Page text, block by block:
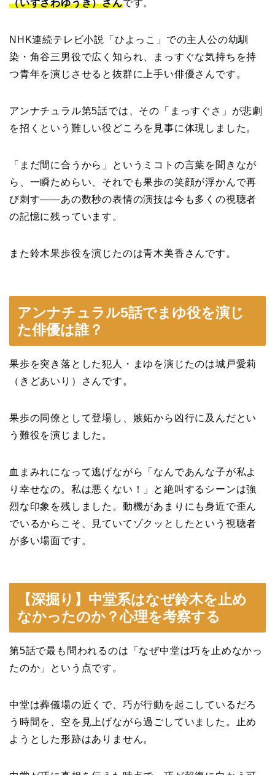
（いずさわゆうき）さんです。
NHK連続テレビ小説「ひよっこ」での主人公の幼馴
染・角谷三男役で広く知られ、まっすぐな気持ちを持
つ青年を演じさせると抜群に上手い俳優さんです。
アンナチュラル第5話では、その「まっすぐさ」が悲劇
を招くという難しい役どころを見事に体現しました。
「まだ間に合うから」というミコトの言葉を聞きなが
ら、一瞬ためらい、それでも果歩の笑顔が浮かんで再
び刺す——あの数秒の表情の演技は今も多くの視聴者
の記憶に残っています。
また鈴木果歩役を演じたのは青木美香さんです。
アンナチュラル5話でまゆ役を演じ
た俳優は誰？
果歩を突き落とした犯人・まゆを演じたのは城戸愛莉
（きどあいり）さんです。
果歩の同僚として登場し、嫉妬から凶行に及んだとい
う難役を演じました。
血まみれになって逃げながら「なんであんな子が私よ
り幸せなの。私は悪くない！」と絶叫するシーンは強
烈な印象を残しました。動機があまりにも身近で歪ん
でいるからこそ、見ていてゾクッとしたという視聴者
が多い場面です。
【深掘り】中堂系はなぜ鈴木を止め
なかったのか？心理を考察する
第5話で最も問われるのは「なぜ中堂は巧を止めなかっ
たのか」という点です。
中堂は葬儀場の近くで、巧が行動を起こしているだろ
う時間を、空を見上げながら過ごしていました。止め
ようとした形跡はありません。